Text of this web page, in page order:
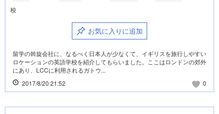
校
お気に入りに追加
留学の斡旋会社に、なるべく日本人が少なくて、イギリスを旅行しやすい
ロケーションの英語学校を紹介してもらいました。ここはロンドンの郊外
にあり、LCCに利用されるガトウ...
2017/8/20 21:52
0